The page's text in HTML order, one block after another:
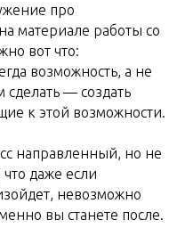
про
материале работы со
вот что:
возможность, а не
— создать
к этой возможности.
направленный, но не
даже если
невозможно
вы станете после.